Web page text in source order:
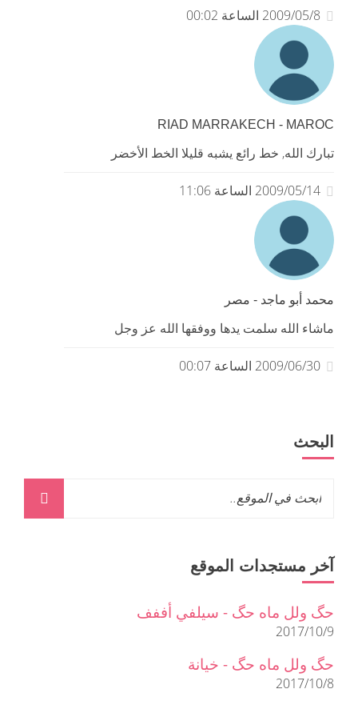
2009/05/8 الساعة 00:02
RIAD MARRAKECH - MAROC
تبارك الله, خط رائع يشبه قليلا الخط الأخضر
2009/05/14 الساعة 11:06
محمد أبو ماجد - مصر
ماشاء الله سلمت يدها ووفقها الله عز وجل
2009/06/30 الساعة 00:07
البحث
آخر مستجدات الموقع
حگ ولل ماه حگ - سيلفي أففف
2017/10/9
حگ ولل ماه حگ - خيانة
2017/10/8